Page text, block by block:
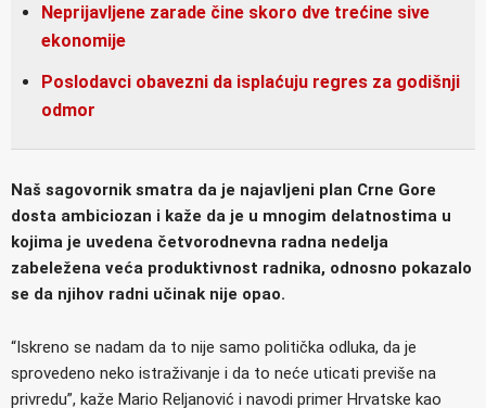
Neprijavljene zarade čine skoro dve trećine sive
ekonomije
Poslodavci obavezni da isplaćuju regres za godišnji
odmor
Naš sagovornik smatra da je najavljeni plan Crne Gore
dosta ambiciozan i kaže da je u mnogim delatnostima u
kojima je uvedena četvorodnevna radna nedelja
zabeležena veća produktivnost radnika, odnosno pokazalo
se da njihov radni učinak nije opao.
“Iskreno se nadam da to nije samo politička odluka, da je
sprovedeno neko istraživanje i da to neće uticati previše na
privredu”, kaže Mario Reljanović i navodi primer Hrvatske kao